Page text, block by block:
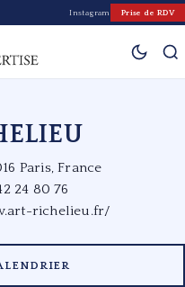
Instagram Prise de RDV
Paris, France
24 80 76
richelieu.fr/